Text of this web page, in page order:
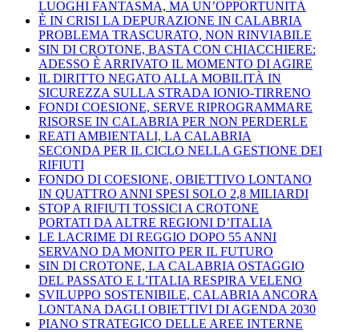
LUOGHI FANTASMA, MA UN’OPPORTUNITÀ
È IN CRISI LA DEPURAZIONE IN CALABRIA
PROBLEMA TRASCURATO, NON RINVIABILE
SIN DI CROTONE, BASTA CON CHIACCHIERE:
ADESSO È ARRIVATO IL MOMENTO DI AGIRE
IL DIRITTO NEGATO ALLA MOBILITÀ IN
SICUREZZA SULLA STRADA IONIO-TIRRENO
FONDI COESIONE, SERVE RIPROGRAMMARE
RISORSE IN CALABRIA PER NON PERDERLE
REATI AMBIENTALI, LA CALABRIA
SECONDA PER IL CICLO NELLA GESTIONE DEI
RIFIUTI
FONDO DI COESIONE, OBIETTIVO LONTANO
IN QUATTRO ANNI SPESI SOLO 2,8 MILIARDI
STOP A RIFIUTI TOSSICI A CROTONE
PORTATI DA ALTRE REGIONI D’ITALIA
LE LACRIME DI REGGIO DOPO 55 ANNI
SERVANO DA MONITO PER IL FUTURO
SIN DI CROTONE, LA CALABRIA OSTAGGIO
DEL PASSATO E L’ITALIA RESPIRA VELENO
SVILUPPO SOSTENIBILE, CALABRIA ANCORA
LONTANA DAGLI OBIETTIVI DI AGENDA 2030
PIANO STRATEGICO DELLE AREE INTERNE